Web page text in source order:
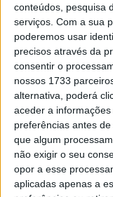
conteúdos, pesquisa
serviços. Com a sua
poderemos usar
precisos através da
consentir o
nossos 1733
alternativa, poderá
aceder a
preferências antes
que algum
não exigir o seu
opor a esse
aplicadas apenas a
gabinete de
Viseu, a previsão é
favoravelmente e
O homem e o filho
atingidos no
trovoada na zona
assistiam à subida
do Caramulo
da chuva debaixo
um raio.